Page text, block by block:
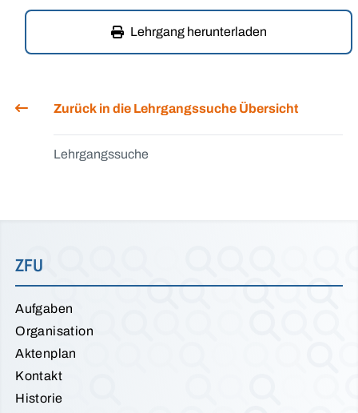
Lehrgang herunterladen
Zurück in die Lehrgangssuche Übersicht
Lehrgangssuche
ZFU
Aufgaben
Organisation
Aktenplan
Kontakt
Historie